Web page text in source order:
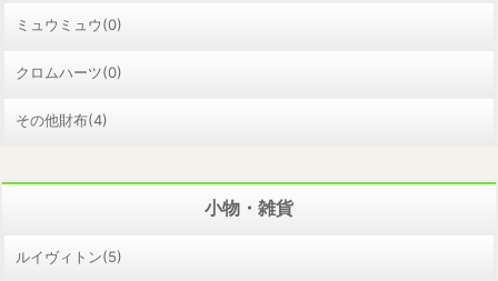
ミュウミュウ(0)
クロムハーツ(0)
その他財布(4)
小物・雑貨
ルイヴィトン(5)